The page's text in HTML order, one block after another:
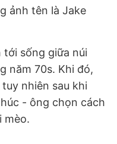
ảnh tên là Jake
tới sống giữa núi
năm 70s. Khi đó,
nhiên sau khi
- ông chọn cách
mèo.